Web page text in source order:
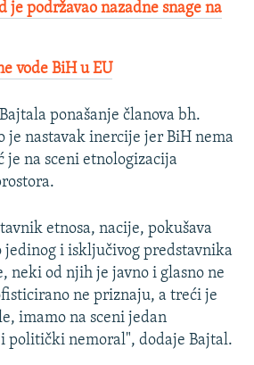
je podržavao nazadne snage na
vode BiH u EU
ponašanje članova bh.
je nastavak inercije jer BiH nema
na sceni etnologizacija
etnosa, nacije, pokušava
jedinog i isključivog predstavnika
neki od njih je javno i glasno ne
ne priznaju, a treći je
imamo na sceni jedan
politički nemoral", dodaje Bajtal.